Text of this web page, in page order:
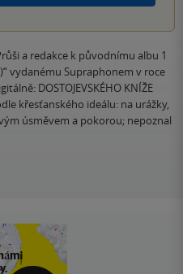
a redakce k původnímu albu 1
vydanému Supraphonem v roce
DOSTOJEVSKÉHO KNÍŽE
křesťanského ideálu: na urážky,
úsměvem a pokorou; nepoznal